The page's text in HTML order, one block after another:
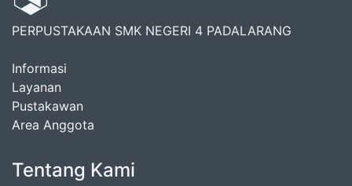
PERPUSTAKAAN SMK NEGERI 4 PADALARANG
Informasi
Layanan
Pustakawan
Area Anggota
Tentang Kami